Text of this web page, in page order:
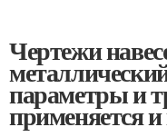
Чертежи
параметры и
применяется